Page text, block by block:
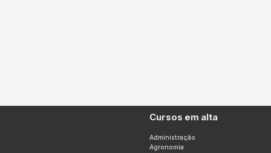
Cursos em alta
Administração
Agronomia